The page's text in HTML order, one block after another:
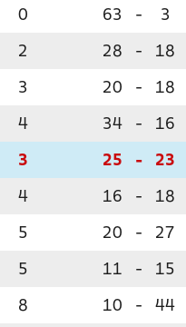
0 63 - 3
2 28 - 18
3 20 - 18
4 34 - 16
3 25 - 23
4 16 - 18
5 20 - 27
5 11 - 15
8 10 - 44